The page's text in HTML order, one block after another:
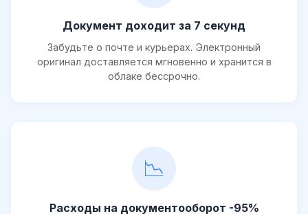
Документ доходит за 7 секунд
Забудьте о почте и курьерах. Электронный
оригинал доставляется мгновенно и хранится в
облаке бессрочно.
📉
Расходы на документооборот -95%